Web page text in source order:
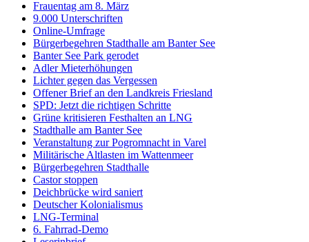
Frauentag am 8. März
9.000 Unterschriften
Online-Umfrage
Bürgerbegehren Stadthalle am Banter See
Banter See Park gerodet
Adler Mieterhöhungen
Lichter gegen das Vergessen
Offener Brief an den Landkreis Friesland
SPD: Jetzt die richtigen Schritte
Grüne kritisieren Festhalten an LNG
Stadthalle am Banter See
Veranstaltung zur Pogromnacht in Varel
Militärische Altlasten im Wattenmeer
Bürgerbegehren Stadthalle
Castor stoppen
Deichbrücke wird saniert
Deutscher Kolonialismus
LNG-Terminal
6. Fahrrad-Demo